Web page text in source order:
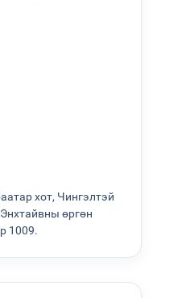
хот, Чингэлтэй
өргөн
1009.